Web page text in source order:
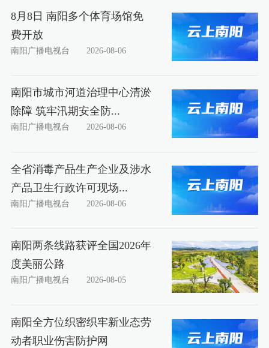
8月8日 南阳多个体育场馆免
费开放
南阳广播电视台 2026-08-06
南阳市城市河道治理中心清淤
除障 筑牢汛期安全防...
南阳广播电视台 2026-08-06
全省消毒产品生产企业及涉水
产品卫生行政许可现场...
南阳广播电视台 2026-08-06
南阳两条线路获评全国2026年
度美丽公路
南阳广播电视台 2026-08-05
南阳全方位织密织牢新业态劳
动者职业伤害防护网